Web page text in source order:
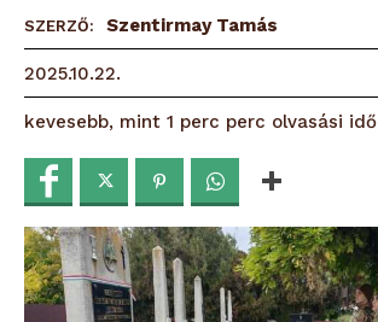
SZERZŐ: Szentirmay Tamás
2025.10.22.
kevesebb, mint 1 perc perc olvasási idő